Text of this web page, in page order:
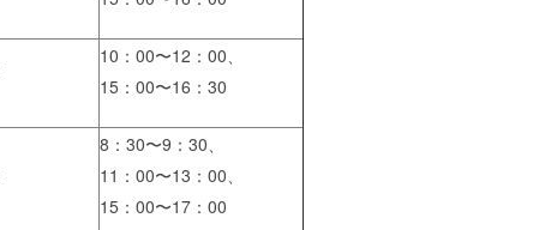
10：00〜12：00、
15：00〜16：30
8：30〜9：30、
11：00〜13：00、
15：00〜17：00